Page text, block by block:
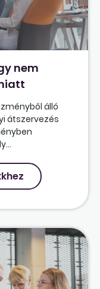
nem
álló
átszervezés